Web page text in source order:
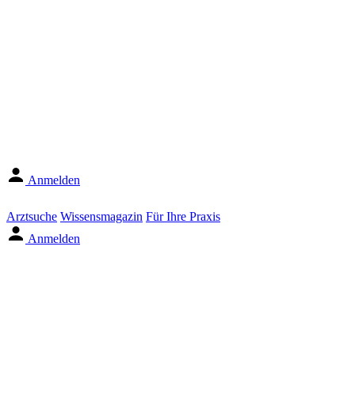
Anmelden
Arztsuche Wissensmagazin Für Ihre Praxis
Anmelden